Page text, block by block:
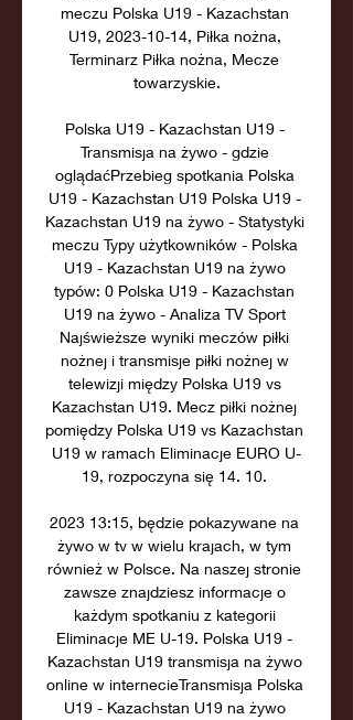
meczu Polska U19 - Kazachstan
U19, 2023-10-14, Piłka nożna,
Terminarz Piłka nożna, Mecze
towarzyskie.
Polska U19 - Kazachstan U19 -
Transmisja na żywo - gdzie
oglądaćPrzebieg spotkania Polska
U19 - Kazachstan U19 Polska U19 -
Kazachstan U19 na żywo - Statystyki
meczu Typy użytkowników - Polska
U19 - Kazachstan U19 na żywo
typów: 0 Polska U19 - Kazachstan
U19 na żywo - Analiza TV Sport
Najświeższe wyniki meczów piłki
nożnej i transmisje piłki nożnej w
telewizji między Polska U19 vs
Kazachstan U19. Mecz piłki nożnej
pomiędzy Polska U19 vs Kazachstan
U19 w ramach Eliminacje EURO U-
19, rozpoczyna się 14. 10.
2023 13:15, będzie pokazywane na
żywo w tv w wielu krajach, w tym
również w Polsce. Na naszej stronie
zawsze znajdziesz informacje o
każdym spotkaniu z kategorii
Eliminacje ME U-19. Polska U19 -
Kazachstan U19 transmisja na żywo
online w internecieTransmisja Polska
U19 - Kazachstan U19 na żywo